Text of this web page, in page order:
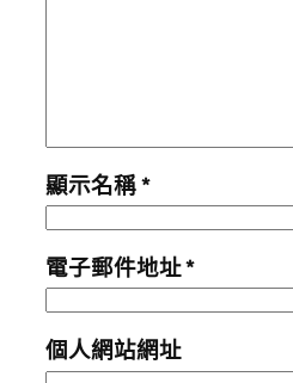
顯示名稱*
電子郵件地址*
個人網站網址